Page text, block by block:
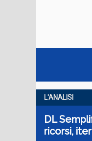
L'ANALISI
DL
ricorsi,